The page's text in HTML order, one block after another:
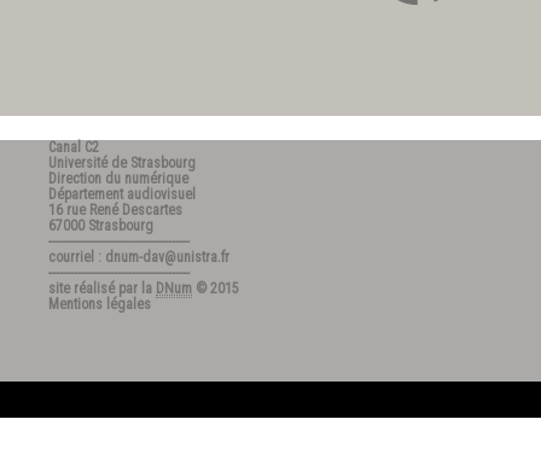
Canal C2
Université de Strasbourg
Direction du numérique
Département audiovisuel
16 rue René Descartes
67000 Strasbourg
---------------------------------------
courriel : dnum-dav@unistra.fr
---------------------------------------
site réalisé par la DNum © 2015
Mentions légales